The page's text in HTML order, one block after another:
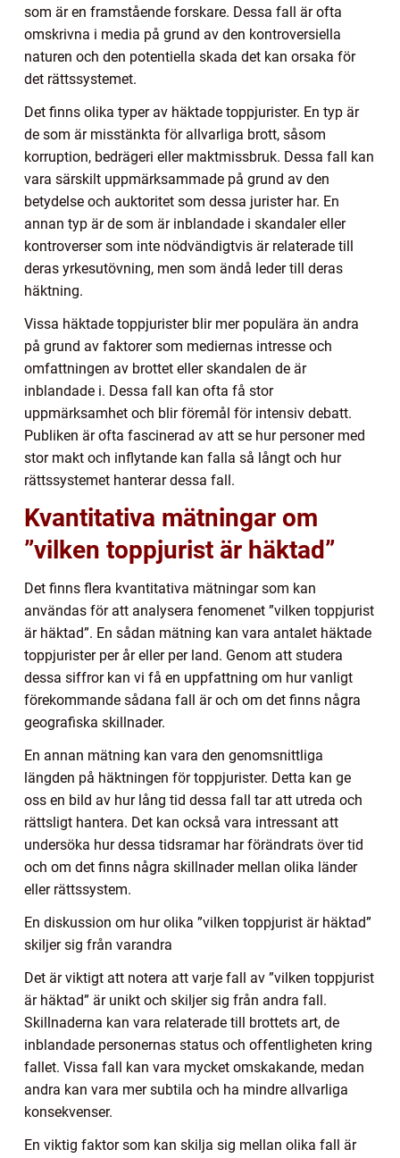
som är en framstående forskare. Dessa fall är ofta
omskrivna i media på grund av den kontroversiella
naturen och den potentiella skada det kan orsaka för
det rättssystemet.
Det finns olika typer av häktade toppjurister. En typ är
de som är misstänkta för allvarliga brott, såsom
korruption, bedrägeri eller maktmissbruk. Dessa fall kan
vara särskilt uppmärksammade på grund av den
betydelse och auktoritet som dessa jurister har. En
annan typ är de som är inblandade i skandaler eller
kontroverser som inte nödvändigtvis är relaterade till
deras yrkesutövning, men som ändå leder till deras
häktning.
Vissa häktade toppjurister blir mer populära än andra
på grund av faktorer som mediernas intresse och
omfattningen av brottet eller skandalen de är
inblandade i. Dessa fall kan ofta få stor
uppmärksamhet och blir föremål för intensiv debatt.
Publiken är ofta fascinerad av att se hur personer med
stor makt och inflytande kan falla så långt och hur
rättssystemet hanterar dessa fall.
Kvantitativa mätningar om
”vilken toppjurist är häktad”
Det finns flera kvantitativa mätningar som kan
användas för att analysera fenomenet ”vilken toppjurist
är häktad”. En sådan mätning kan vara antalet häktade
toppjurister per år eller per land. Genom att studera
dessa siffror kan vi få en uppfattning om hur vanligt
förekommande sådana fall är och om det finns några
geografiska skillnader.
En annan mätning kan vara den genomsnittliga
längden på häktningen för toppjurister. Detta kan ge
oss en bild av hur lång tid dessa fall tar att utreda och
rättsligt hantera. Det kan också vara intressant att
undersöka hur dessa tidsramar har förändrats över tid
och om det finns några skillnader mellan olika länder
eller rättssystem.
En diskussion om hur olika ”vilken toppjurist är häktad”
skiljer sig från varandra
Det är viktigt att notera att varje fall av ”vilken toppjurist
är häktad” är unikt och skiljer sig från andra fall.
Skillnaderna kan vara relaterade till brottets art, de
inblandade personernas status och offentligheten kring
fallet. Vissa fall kan vara mycket omskakande, medan
andra kan vara mer subtila och ha mindre allvarliga
konsekvenser.
En viktig faktor som kan skilja sig mellan olika fall är